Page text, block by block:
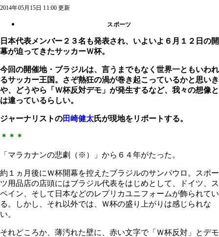
2014年05月15日 11:00 更新
スポーツ
日本代表メンバー２３名も発表され、いよいよ６月１２日の開
幕が迫ってきたサッカーＷ杯。
今回の開催地・ブラジルは、言うまでもなく世界一ともいわれ
るサッカー王国。さぞ熱狂の渦が巻き起こっているかと思いき
や、どうやら「Ｗ杯反対デモ」が発生するなど、我々の想像と
は違っているらしい。
ジャーナリストの田崎健太氏が現地をリポートする。
＊＊＊
「マラカナンの悲劇（※）」から６４年がたった。
約１ヵ月後にＷ杯開幕を控えたブラジルのサンパウロ。スポー
ツ用品店の店頭にはブラジル代表をはじめとして、ドイツ、ス
ペイン、そして日本などのレプリカユニフォームが飾られてい
る。しかし、それ以外では、Ｗ杯の盛り上がりは感じられな
い。
それどころか、薄汚れた壁に、赤い文字で「Ｗ杯反対」とデモ